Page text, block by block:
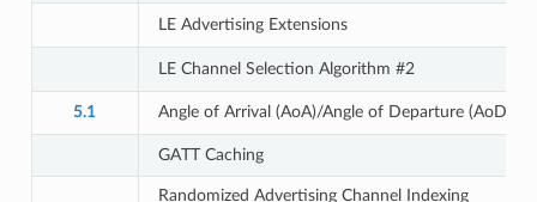
LE Advertising Extensions
LE Channel Selection Algorithm #2
5.1 Angle of Arrival (AoA)/Angle of Departure (AoD)
GATT Caching
Randomized Advertising Channel Indexing